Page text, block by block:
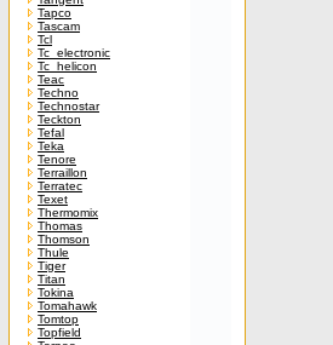
Tapco
Tascam
Tcl
Tc_electronic
Tc_helicon
Teac
Techno
Technostar
Teckton
Tefal
Teka
Tenore
Terraillon
Terratec
Texet
Thermomix
Thomas
Thomson
Thule
Tiger
Titan
Tokina
Tomahawk
Tomtop
Topfield